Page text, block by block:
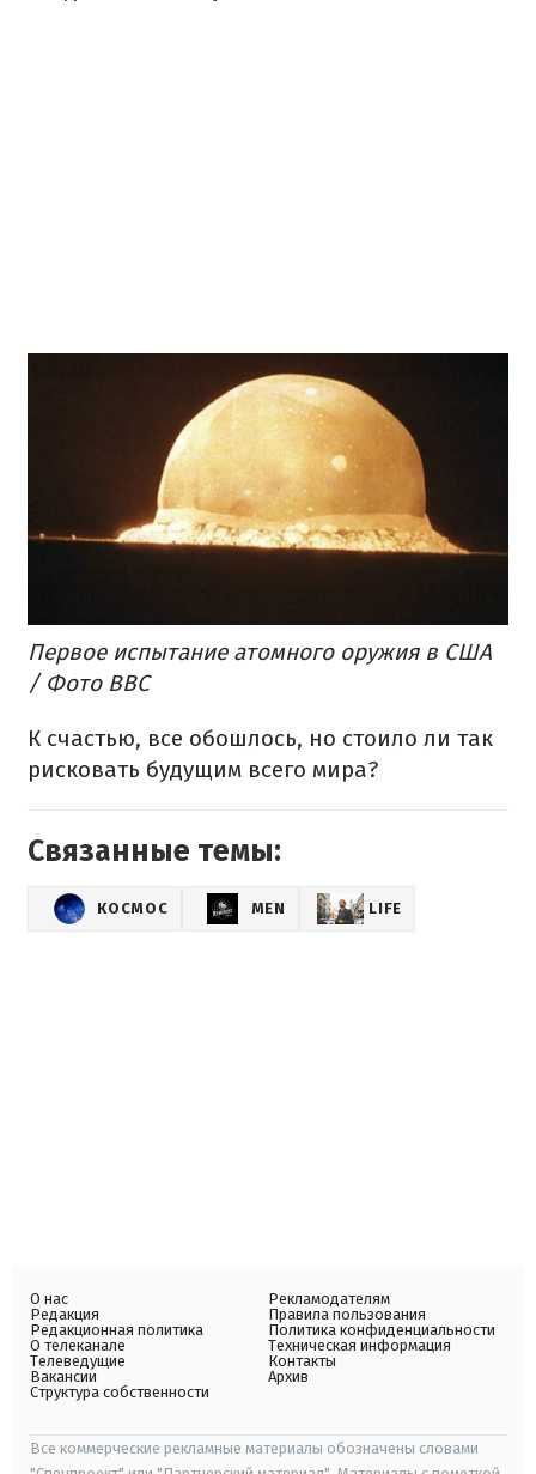
Первое испытание атомного оружия в США
/ Фото ВВС
К счастью, все обошлось, но стоило ли так
рисковать будущим всего мира?
Связанные темы:
КОСМОС MEN LIFE
О нас
Редакция
Редакционная политика
О телеканале
Телеведущие
Вакансии
Структура собственности
Рекламодателям
Правила пользования
Политика конфиденциальности
Техническая информация
Контакты
Архив
Все коммерческие рекламные материалы обозначены словами